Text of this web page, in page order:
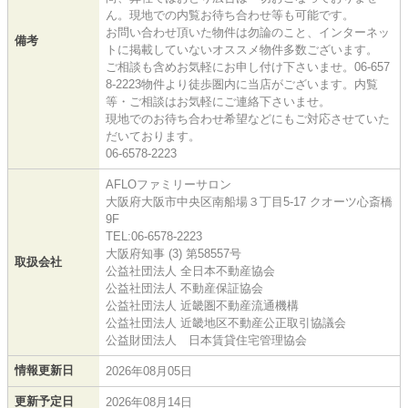
備考
ん。現地での内覧お待ち合わせ等も可能です。
お問い合わせ頂いた物件は勿論のこと、インターネッ
トに掲載していないオススメ物件多数ございます。
ご相談も含めお気軽にお申し付け下さいませ。06-657
8-2223物件より徒歩圏内に当店がございます。内覧
等・ご相談はお気軽にご連絡下さいませ。
現地でのお待ち合わせ希望などにもご対応させていた
だいております。
06-6578-2223
取扱会社
AFLOファミリーサロン
大阪府大阪市中央区南船場３丁目5-17 クオーツ心斎橋
9F
TEL:06-6578-2223
大阪府知事 (3) 第58557号
公益社団法人 全日本不動産協会
公益社団法人 不動産保証協会
公益社団法人 近畿圏不動産流通機構
公益社団法人 近畿地区不動産公正取引協議会
公益財団法人 日本賃貸住宅管理協会
情報更新日 2026年08月05日
更新予定日 2026年08月14日